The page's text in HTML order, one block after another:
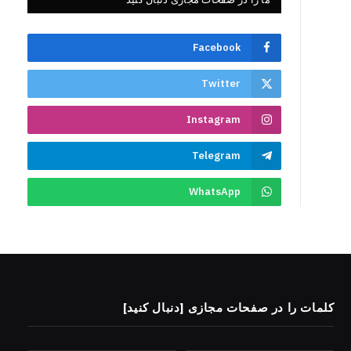
Facebook
Twitter
Instagram
Telegram
WhatsApp
کلمات را در صفحات مجازی [دنبال کنید]